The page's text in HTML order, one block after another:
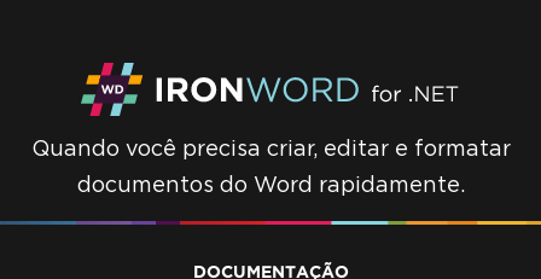
Quando você precisa criar, editar e formatar
documentos do Word rapidamente.
DOCUMENTAÇÃO